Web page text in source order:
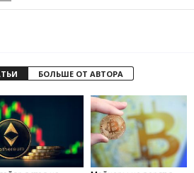
БОЛЬШЕ ОТ АВТОРА